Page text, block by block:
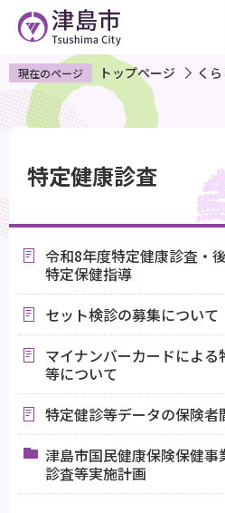
ペ
ー
ジ
で
す
現在のページ トップページ く
特定健康診査
令和8年度特定健康診査・
特定保健指導
セット検診の募集について
マイナンバーカードによ
等について
特定健診等データの保険者
津島市国民健康保険保健
診査等実施計画